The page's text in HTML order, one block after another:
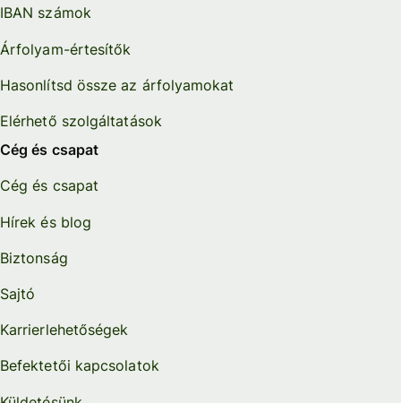
IBAN számok
Árfolyam-értesítők
Hasonlítsd össze az árfolyamokat
Elérhető szolgáltatások
Cég és csapat
Cég és csapat
Hírek és blog
Biztonság
Sajtó
Karrierlehetőségek
Befektetői kapcsolatok